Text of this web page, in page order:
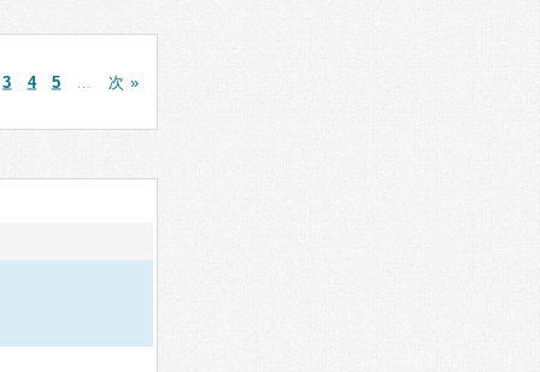
3 4 5 次 »